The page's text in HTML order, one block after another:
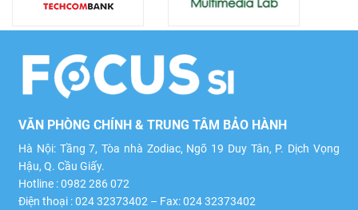
VĂN PHÒNG CHÍNH & TRUNG TÂM BẢO HÀNH
Hà Nội: Tầng 7, Tòa nhà Zodiac, Ngõ 19 Duy Tân, P. Dịch Vọng
Hậu, Q. Cầu Giấy.
Hotline : 0982 286 072
Điện thoại : 024 32373402 – Fax: 024 32373402